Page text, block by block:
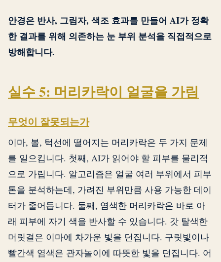
안경은 반사, 그림자, 색조 효과를 만들어 AI가 정확
한 결과를 위해 의존하는 눈 부위 분석을 직접적으로
방해합니다.
실수 5: 머리카락이 얼굴을 가림
무엇이 잘못되는가
이마, 볼, 턱선에 떨어지는 머리카락은 두 가지 문제
를 일으킵니다. 첫째, AI가 읽어야 할 피부를 물리적
으로 가립니다. 알고리즘은 얼굴 여러 부위에서 피부
톤을 분석하는데, 가려진 부위만큼 사용 가능한 데이
터가 줄어듭니다. 둘째, 염색한 머리카락은 바로 아
래 피부에 자기 색을 반사할 수 있습니다. 갓 탈색한
머릿결은 이마에 차가운 빛을 던집니다. 구릿빛이나
빨간색 염색은 관자놀이에 따뜻한 빛을 던집니다. 어